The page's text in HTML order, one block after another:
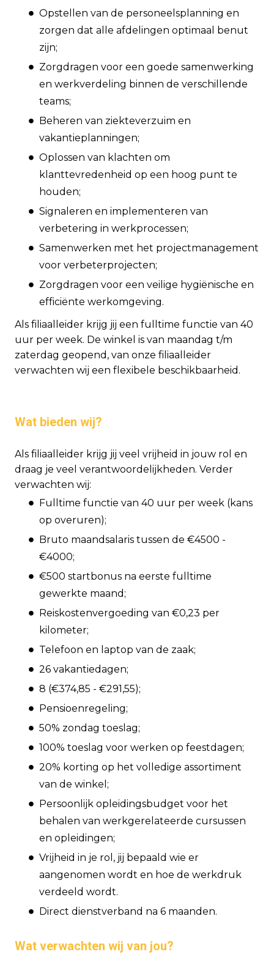
Opstellen van de personeelsplanning en
zorgen dat alle afdelingen optimaal benut
zijn;
Zorgdragen voor een goede samenwerking
en werkverdeling binnen de verschillende
teams;
Beheren van ziekteverzuim en
vakantieplanningen;
Oplossen van klachten om
klanttevredenheid op een hoog punt te
houden;
Signaleren en implementeren van
verbetering in werkprocessen;
Samenwerken met het projectmanagement
voor verbeterprojecten;
Zorgdragen voor een veilige hygiënische en
efficiënte werkomgeving.
Als filiaalleider krijg jij een fulltime functie van 40
uur per week. De winkel is van maandag t/m
zaterdag geopend, van onze filiaalleider
verwachten wij een flexibele beschikbaarheid.
Wat bieden wij?
Als filiaalleider krijg jij veel vrijheid in jouw rol en
draag je veel verantwoordelijkheden. Verder
verwachten wij:
Fulltime functie van 40 uur per week (kans
op overuren);
Bruto maandsalaris tussen de €4500 -
€4000;
€500 startbonus na eerste fulltime
gewerkte maand;
Reiskostenvergoeding van €0,23 per
kilometer;
Telefoon en laptop van de zaak;
26 vakantiedagen;
8 (€374,85 - €291,55);
Pensioenregeling;
50% zondag toeslag;
100% toeslag voor werken op feestdagen;
20% korting op het volledige assortiment
van de winkel;
Persoonlijk opleidingsbudget voor het
behalen van werkgerelateerde cursussen
en opleidingen;
Vrijheid in je rol, jij bepaald wie er
aangenomen wordt en hoe de werkdruk
verdeeld wordt.
Direct dienstverband na 6 maanden.
Wat verwachten wij van jou?